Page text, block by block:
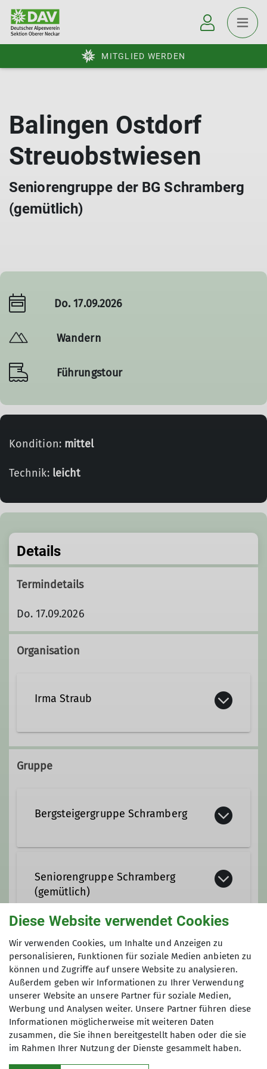
MITGLIED WERDEN
Balingen Ostdorf
Streuobstwiesen
Seniorengruppe der BG Schramberg
(gemütlich)
Do. 17.09.2026
Wandern
Führungstour
Kondition: mittel
Technik: leicht
Details
Termindetails
Do. 17.09.2026
Organisation
Irma Straub
07402-8378
Gruppe
Bergsteigergruppe Schramberg
... mehr unter Details
Seniorengruppe Schramberg
(gemütlich)
Die gemütliche Seniorengruppe trifft
sich einmal im Monat zum Wandern
und Einkehren.
Maximale Teilnehmeranzahl
50
Diese Website verwendet Cookies
Wir verwenden Cookies, um Inhalte und Anzeigen zu
personalisieren, Funktionen für soziale Medien anbieten zu
können und Zugriffe auf unsere Website zu analysieren.
Außerdem geben wir Informationen zu Ihrer Verwendung
unserer Website an unsere Partner für soziale Medien,
Werbung und Analysen weiter. Unsere Partner führen diese
Informationen möglicherweise mit weiteren Daten
zusammen, die Sie ihnen bereitgestellt haben oder die sie
im Rahmen Ihrer Nutzung der Dienste gesammelt haben.